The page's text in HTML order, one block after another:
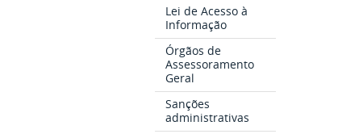
Lei de Acesso à
Informação
Órgãos de
Assessoramento
Geral
Sanções
administrativas